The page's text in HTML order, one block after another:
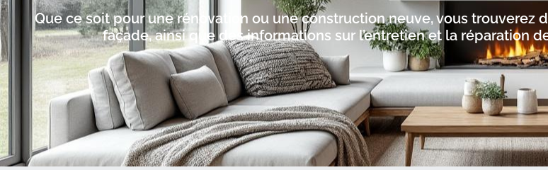
Que ce soit pour une rénovation ou une construction neuve, vous trouverez
façade, ainsi que des informations sur l’entretien et la réparation